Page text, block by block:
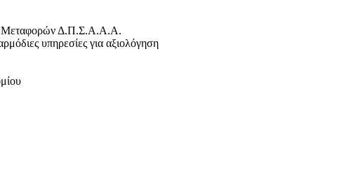
Μεταφορών Δ.Π.Σ.Α.Α.Α.
υπηρεσίες για αξιολόγηση